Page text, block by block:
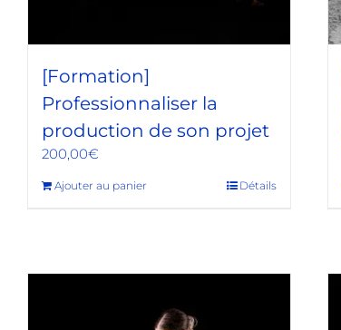
[Formation]
Professionnaliser la
production de son projet
200,00€
Ajouter au panier Détails